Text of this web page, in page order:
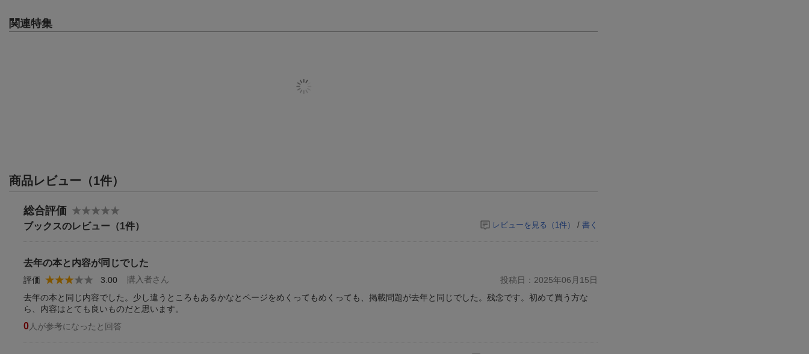
関連特集
商品レビュー（1件）
総合評価
ブックスのレビュー（1件） レビューを見る（ 1件） / 書く
去年の本と内容が同じでした
購入者さん
評価 3.00
投稿日：2025年06月15日
去年の本と同じ内容でした。少し違うところもあるかなとページをめくってもめくっても、掲載問題が去年と同じでした。残念です。初めて買う方な
ら、内容はとても良いものだと思います。
0 人が参考になったと回答